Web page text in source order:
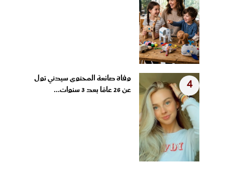
4
وفاة صانعة المحتوى سيدني تول
عن 26 عامًا بعد 3 سنوات...